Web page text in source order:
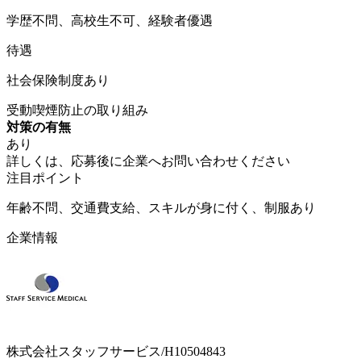
学歴不問、高校生不可、経験者優遇
待遇
社会保険制度あり
受動喫煙防止の取り組み
対策の有無
あり
詳しくは、応募後に企業へお問い合わせください
注目ポイント
年齢不問、交通費支給、スキルが身に付く、制服あり
企業情報
株式会社スタッフサービス/H10504843